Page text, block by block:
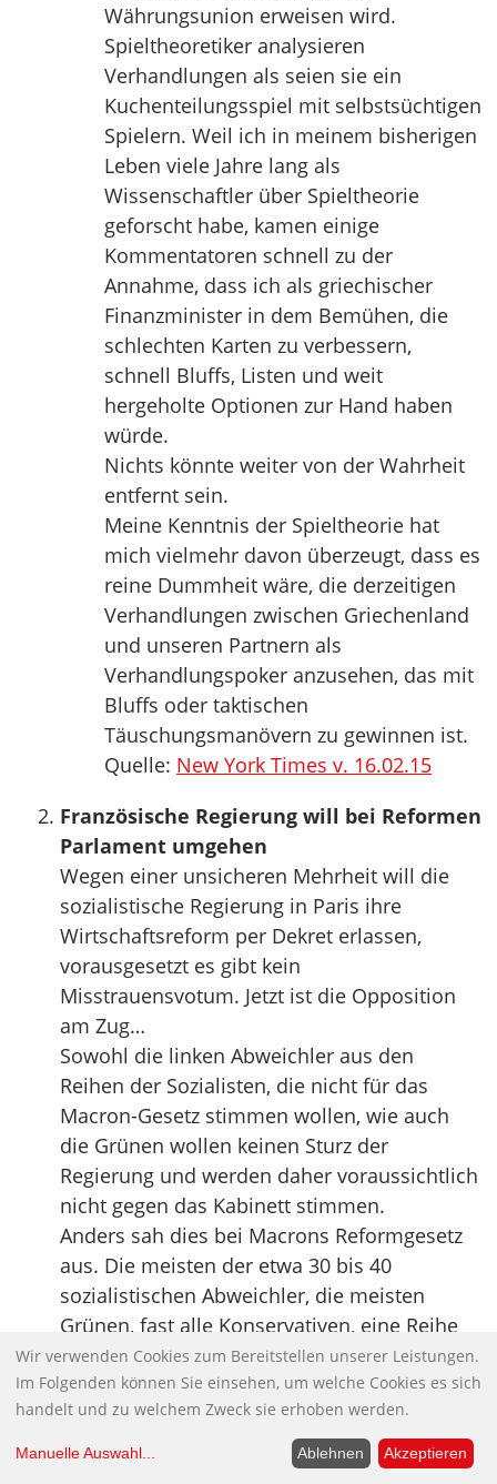
Währungsunion erweisen wird.
Spieltheoretiker analysieren
Verhandlungen als seien sie ein
Kuchenteilungsspiel mit selbstsüchtigen
Spielern. Weil ich in meinem bisherigen
Leben viele Jahre lang als
Wissenschaftler über Spieltheorie
geforscht habe, kamen einige
Kommentatoren schnell zu der
Annahme, dass ich als griechischer
Finanzminister in dem Bemühen, die
schlechten Karten zu verbessern,
schnell Bluffs, Listen und weit
hergeholte Optionen zur Hand haben
würde.
Nichts könnte weiter von der Wahrheit
entfernt sein.
Meine Kenntnis der Spieltheorie hat
mich vielmehr davon überzeugt, dass es
reine Dummheit wäre, die derzeitigen
Verhandlungen zwischen Griechenland
und unseren Partnern als
Verhandlungspoker anzusehen, das mit
Bluffs oder taktischen
Täuschungsmanövern zu gewinnen ist.
Quelle: New York Times v. 16.02.15
Französische Regierung will bei Reformen
Parlament umgehen
Wegen einer unsicheren Mehrheit will die
sozialistische Regierung in Paris ihre
Wirtschaftsreform per Dekret erlassen,
vorausgesetzt es gibt kein
Misstrauensvotum. Jetzt ist die Opposition
am Zug…
Sowohl die linken Abweichler aus den
Reihen der Sozialisten, die nicht für das
Macron-Gesetz stimmen wollen, wie auch
die Grünen wollen keinen Sturz der
Regierung und werden daher voraussichtlich
nicht gegen das Kabinett stimmen.
Anders sah dies bei Macrons Reformgesetz
aus. Die meisten der etwa 30 bis 40
sozialistischen Abweichler, die meisten
Grünen, fast alle Konservativen, eine Reihe
von Zentrumsvertretern sowie Linkspartei
und Kommunisten hatten angekündigt,
gegen das umstrittene Reformgesetz
stimmen zu wollen….
Wir verwenden Cookies zum Bereitstellen unserer Leistungen.
Im Folgenden können Sie einsehen, um welche Cookies es sich
handelt und zu welchem Zweck sie erhoben werden.
Manuelle Auswahl... Ablehnen Akzeptieren